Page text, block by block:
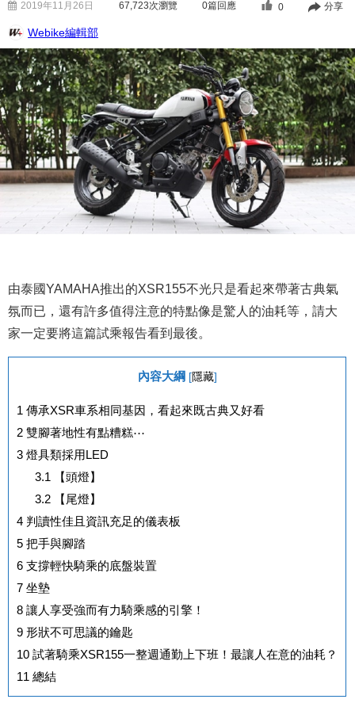
2019年11月26日 67,723次瀏覽 0篇回應 0 分享
Webike編輯部
由泰國YAMAHA推出的XSR155不光只是看起來帶著古典氣
氛而已，還有許多值得注意的特點像是驚人的油耗等，請大
家一定要將這篇試乘報告看到最後。
內容大綱 [隱藏]
1 傳承XSR車系相同基因，看起來既古典又好看
2 雙腳著地性有點糟糕⋯
3 燈具類採用LED
3.1
【頭燈】
3.2【尾燈】
4 判讀性佳且資訊充足的儀表板
5 把手與腳踏
6 支撐輕快騎乘的底盤裝置
7 坐墊
8 讓人享受強而有力騎乘感的引擎！
9 形狀不可思議的鑰匙
10 試著騎乘XSR155一整週通勤上下班！最讓人在意的油耗？
11 總結